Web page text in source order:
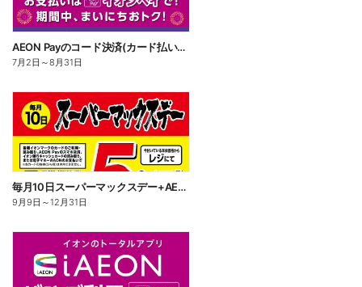
AEON Payのコード決済(カード払い・チャージ払い)でWAON POINT 3倍
7月2日 ～8月31日
毎月10日スーパーマックスデー+AEON Pay 10倍
9月9日 ～12月31日